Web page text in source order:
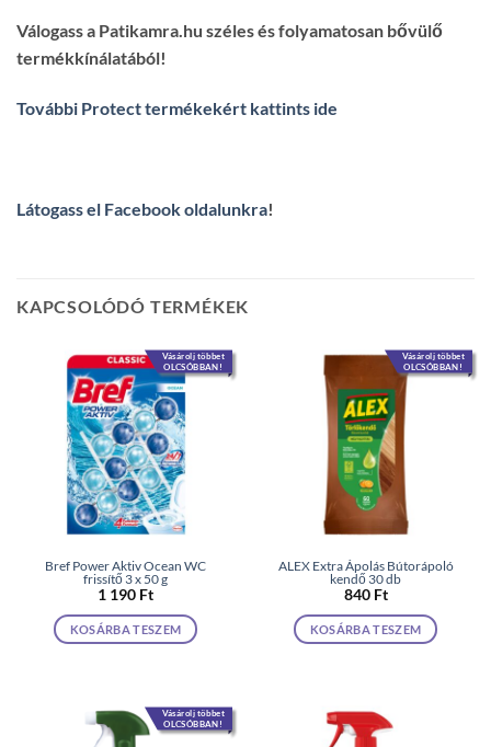
Válogass a Patikamra.hu széles és folyamatosan bővülő
termékkínálatából!
További Protect termékekért kattints ide
Látogass el Facebook oldalunkra!
KAPCSOLÓDÓ TERMÉKEK
Vásárolj többet
OLCSÓBBAN!
Bref Power Aktiv Ocean WC
frissítő 3 x 50 g
1 190 Ft
KOSÁRBA TESZEM
Vásárolj többet
OLCSÓBBAN!
ALEX Extra Ápolás Bútorápoló
kendő 30 db
840 Ft
KOSÁRBA TESZEM
Vásárolj többet
OLCSÓBBAN!